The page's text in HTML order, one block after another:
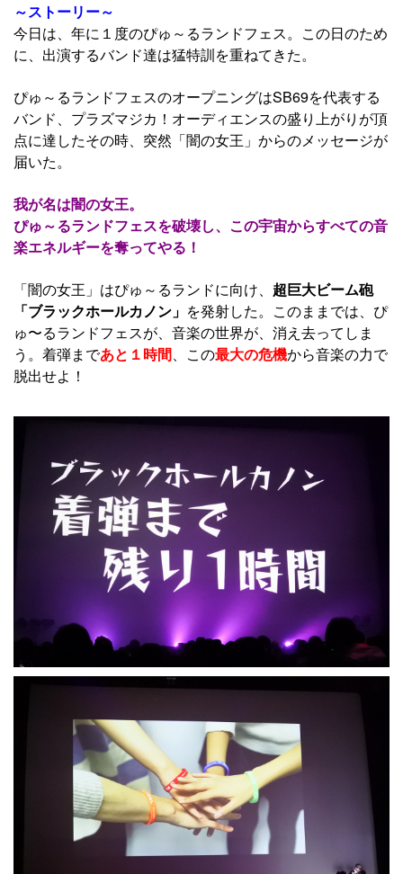
～ストーリー～
今日は、年に１度のぴゅ～るランドフェス。この日のため
に、出演するバンド達は猛特訓を重ねてきた。
ぴゅ～るランドフェスのオープニングはSB69を代表する
バンド、プラズマジカ！オーディエンスの盛り上がりが頂
点に達したその時、突然「闇の女王」からのメッセージが
届いた。
我が名は闇の女王。
ぴゅ～るランドフェスを破壊し、この宇宙からすべての音
楽エネルギーを奪ってやる！
「闇の女王」はぴゅ～るランドに向け、 超巨大ビーム砲
「ブラックホールカノン」 を発射した。このままでは、ぴ
ゅ〜るランドフェスが、音楽の世界が、消え去ってしま
う。着弾まであと１時間、この最大の危機から音楽の力で
脱出せよ！